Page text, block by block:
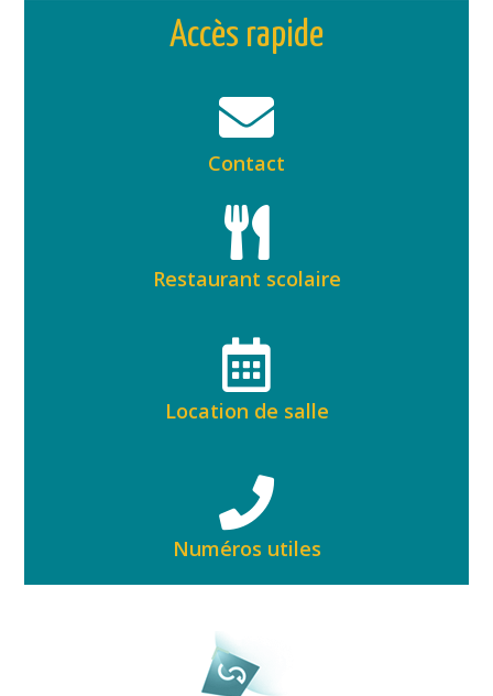
Accès rapide
Contact
Restaurant scolaire
Location de salle
Numéros utiles